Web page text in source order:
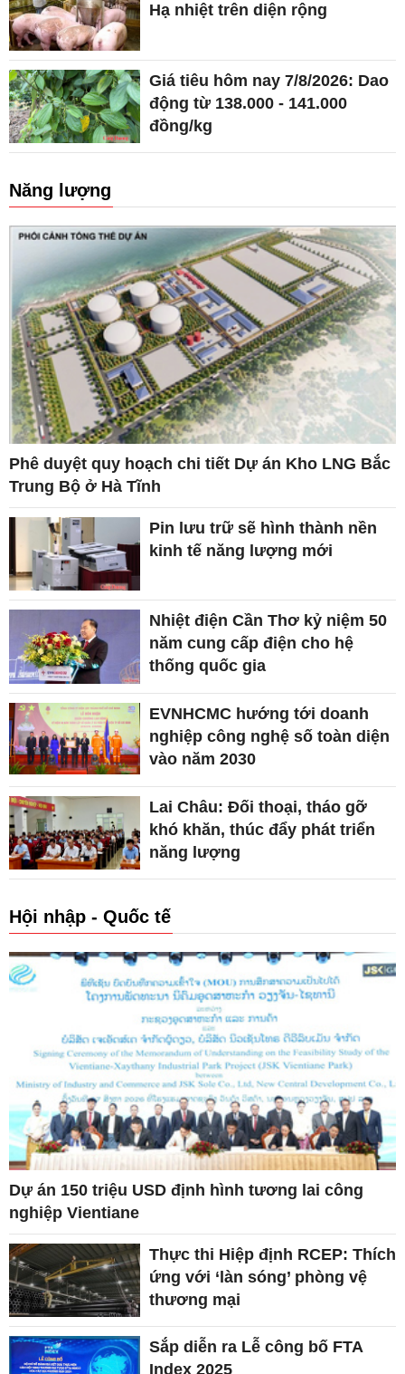
Hạ nhiệt trên diện rộng
Giá tiêu hôm nay 7/8/2026: Dao
động từ 138.000 - 141.000
đồng/kg
Năng lượng
Phê duyệt quy hoạch chi tiết Dự án Kho LNG Bắc
Trung Bộ ở Hà Tĩnh
Pin lưu trữ sẽ hình thành nền
kinh tế năng lượng mới
Nhiệt điện Cần Thơ kỷ niệm 50
năm cung cấp điện cho hệ
thống quốc gia
EVNHCMC hướng tới doanh
nghiệp công nghệ số toàn diện
vào năm 2030
Lai Châu: Đối thoại, tháo gỡ
khó khăn, thúc đẩy phát triển
năng lượng
Hội nhập - Quốc tế
Dự án 150 triệu USD định hình tương lai công
nghiệp Vientiane
Thực thi Hiệp định RCEP: Thích
ứng với ‘làn sóng’ phòng vệ
thương mại
Sắp diễn ra Lễ công bố FTA
Index 2025